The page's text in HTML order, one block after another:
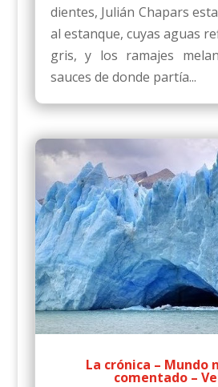
dientes, Julián Chapars
al estanque, cuyas aguas
gris, y los ramajes
sauces de donde partía...
La crónica – Mundo
comentado –